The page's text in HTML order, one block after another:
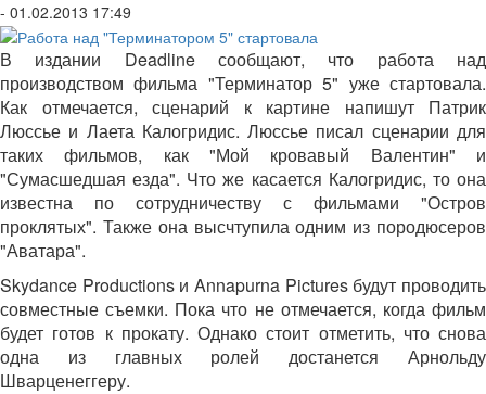
- 01.02.2013 17:49
В издании Deadline сообщают, что работа над
производством фильма "Терминатор 5" уже стартовала.
Как отмечается, сценарий к картине напишут Патрик
Люссье и Лаета Калогридис. Люссье писал сценарии для
таких фильмов, как "Мой кровавый Валентин" и
"Сумасшедшая езда". Что же касается Калогридис, то она
известна по сотрудничеству с фильмами "Остров
проклятых". Также она высчтупила одним из породюсеров
"Аватара".
Skydance Productions и Annapurna Pictures будут проводить
совместные съемки. Пока что не отмечается, когда фильм
будет готов к прокату. Однако стоит отметить, что снова
одна из главных ролей достанется Арнольду
Шварценеггеру.